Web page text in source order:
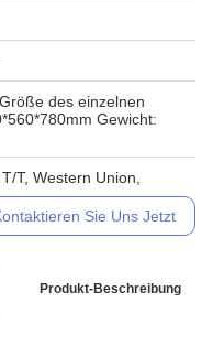
des einzelnen
Gewicht:
T, Western Union,
Sie Uns Jetzt
Produkt-Beschreibung